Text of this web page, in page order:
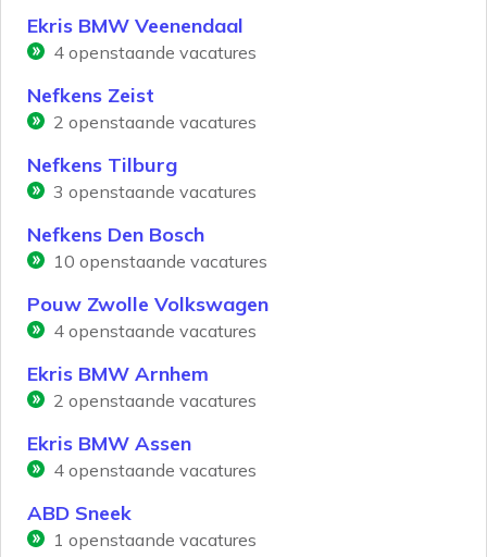
Ekris BMW Veenendaal
4 openstaande vacatures
Nefkens Zeist
2 openstaande vacatures
Nefkens Tilburg
3 openstaande vacatures
Nefkens Den Bosch
10 openstaande vacatures
Pouw Zwolle Volkswagen
4 openstaande vacatures
Ekris BMW Arnhem
2 openstaande vacatures
Ekris BMW Assen
4 openstaande vacatures
ABD Sneek
1 openstaande vacatures